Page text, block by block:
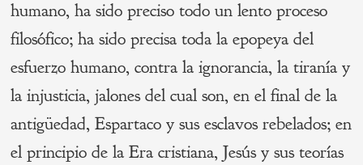
humano, ha sido preciso todo un lento proceso
filosófico; ha sido precisa toda la epopeya del
esfuerzo humano, contra la ignorancia, la tiranía y
la injusticia, jalones del cual son, en el final de la
antigüedad, Espartaco y sus esclavos rebelados; en
el principio de la Era cristiana, Jesús y sus teorías